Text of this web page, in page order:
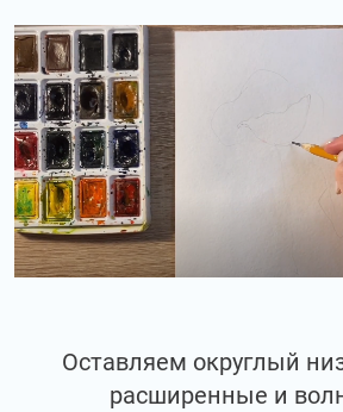
Оставляем округлый
расширенные и